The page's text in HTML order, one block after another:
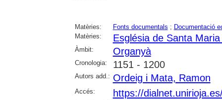
Matèries: Fonts documentals ; Documentació
Matèries:
Església de Santa
Àmbit: Organyà
Cronologia: 1151 - 1200
Autors add.: Ordeig i Mata, Ramon
Accés: https://